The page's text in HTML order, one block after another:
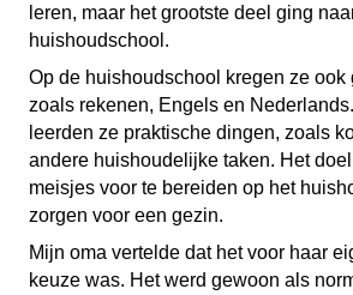
leren, maar het grootste deel ging
huishoudschool.
Op de huishoudschool kregen ze ook
zoals rekenen, Engels en
leerden ze praktische dingen, zoals
andere huishoudelijke taken. Het
meisjes voor te bereiden op het
zorgen voor een gezin.
Mijn oma vertelde dat het voor haar
keuze was. Het werd gewoon als